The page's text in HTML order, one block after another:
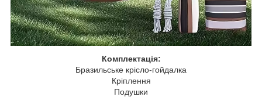
Комплектація:
Бразильське крісло-гойдалка
Кріплення
Подушки